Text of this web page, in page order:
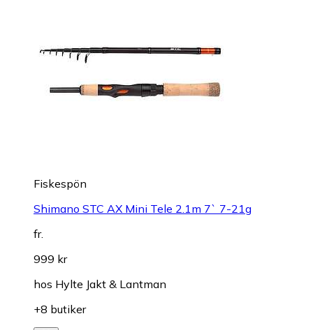
Fiskespön
Shimano STC AX Mini Tele 2.1m 7` 7-21g
fr.
999 kr
hos Hylte Jakt & Lantman
+8 butiker